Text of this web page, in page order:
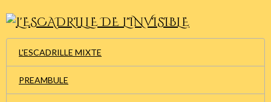
L'ESCADRILLE MIXTE
PREAMBULE